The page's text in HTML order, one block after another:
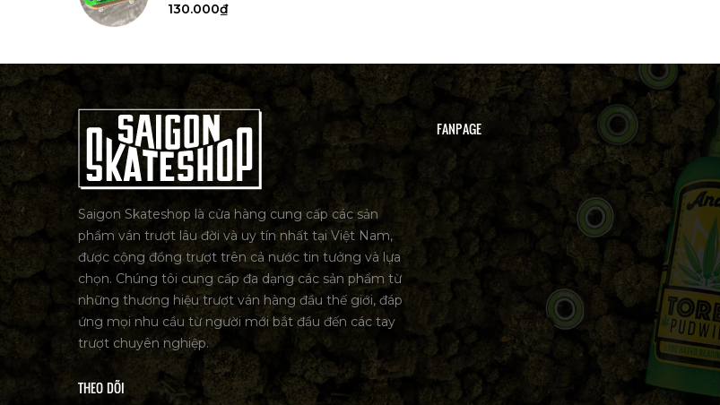
130.000₫
Saigon Skateshop là cửa hàng cung cấp các sản
phẩm ván trượt lâu đời và uy tín nhất tại Việt Nam,
được cộng đồng trượt trên cả nước tin tưởng và lựa
chọn. Chúng tôi cung cấp đa dạng các sản phẩm từ
những thương hiệu trượt ván hàng đầu thế giới, đáp
ứng mọi nhu cầu từ người mới bắt đầu đến các tay
trượt chuyên nghiệp.
THEO DÕI
FANPAGE